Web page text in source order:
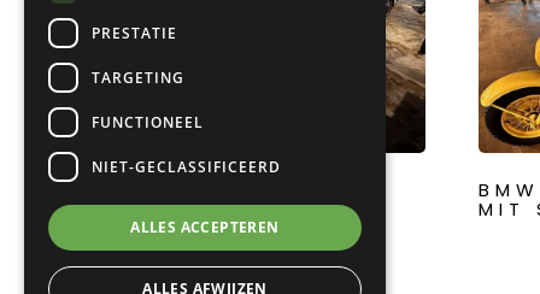
GRIJS MIT
PRESTATIE
TARGETING
FUNCTIONEEL
NIET-GECLASSIFICEERD
ALLES ACCEPTEREN
ALLES AFWIJZEN